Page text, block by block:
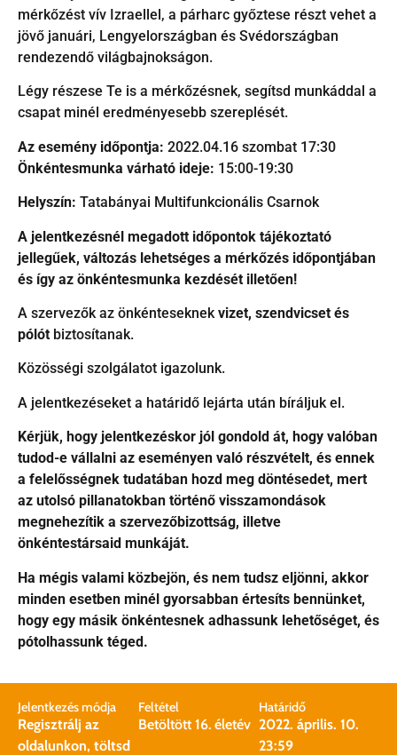
mérkőzést vív Izraellel, a párharc győztese részt vehet a
jövő januári, Lengyelországban és Svédországban
rendezendő világbajnokságon.
Légy részese Te is a mérkőzésnek, segítsd munkáddal a
csapat minél eredményesebb szereplését.
Az esemény időpontja: 2022.04.16 szombat 17:30
Önkéntesmunka várható ideje: 15:00-19:30
Helyszín: Tatabányai Multifunkcionális Csarnok
A jelentkezésnél megadott időpontok tájékoztató
jellegűek, változás lehetséges a mérkőzés időpontjában
és így az önkéntesmunka kezdését illetően!
A szervezők az önkénteseknekvizet, szendvicset és
pólót biztosítanak.
Közösségi szolgálatot igazolunk.
A jelentkezéseket a határidő lejárta után bíráljuk el.
Kérjük, hogy jelentkezéskor jól gondold át, hogy valóban
tudod-e vállalni az eseményen való részvételt, és ennek
a felelősségnek tudatában hozd meg döntésedet, mert
az utolsó pillanatokban történő visszamondások
megnehezítik a szervezőbizottság, illetve
önkéntestársaid munkáját.
Ha mégis valami közbejön, és nem tudsz eljönni, akkor
minden esetben minél gyorsabban értesíts bennünket,
hogy egy másik önkéntesnek adhassunk lehetőséget, és
pótolhassunk téged.
Jelentkezés módja
Regisztrálj az
oldalunkon, töltsd
Feltétel
Betöltött 16. életév
Határidő
2022. április. 10.
23:59